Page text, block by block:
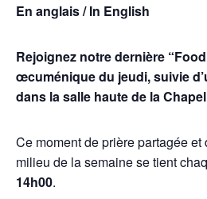
En anglais / In English
Rejoignez notre dernière
œcuménique du jeudi, suivie
dans la salle haute de la
Ce moment de prière partagée et
milieu de la semaine se tient
14h00.